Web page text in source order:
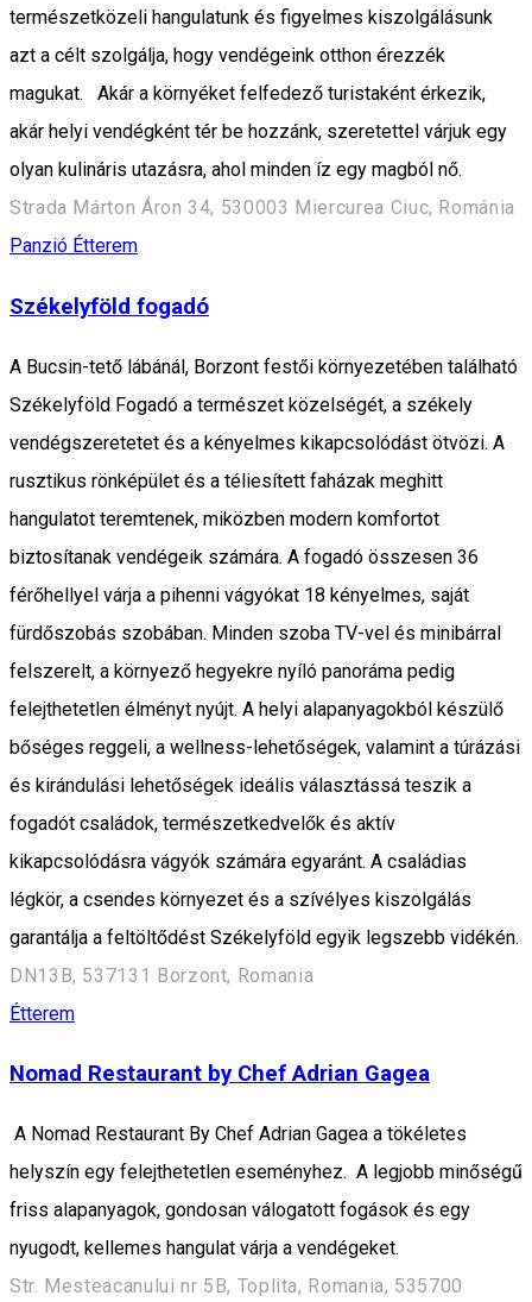
természetközeli hangulatunk és figyelmes kiszolgálásunk
azt a célt szolgálja, hogy vendégeink otthon érezzék
magukat. Akár a környéket felfedező turistaként érkezik,
akár helyi vendégként tér be hozzánk, szeretettel várjuk egy
olyan kulináris utazásra, ahol minden íz egy magból nő.
Strada Márton Áron 34, 530003 Miercurea Ciuc, Románia
Panzió Étterem
Székelyföld fogadó
A Bucsin-tető lábánál, Borzont festői környezetében található
Székelyföld Fogadó a természet közelségét, a székely
vendégszeretetet és a kényelmes kikapcsolódást ötvözi. A
rusztikus rönképület és a téliesített faházak meghitt
hangulatot teremtenek, miközben modern komfortot
biztosítanak vendégeik számára. A fogadó összesen 36
férőhellyel várja a pihenni vágyókat 18 kényelmes, saját
fürdőszobás szobában. Minden szoba TV-vel és minibárral
felszerelt, a környező hegyekre nyíló panoráma pedig
felejthetetlen élményt nyújt. A helyi alapanyagokból készülő
bőséges reggeli, a wellness-lehetőségek, valamint a túrázási
és kirándulási lehetőségek ideális választássá teszik a
fogadót családok, természetkedvelők és aktív
kikapcsolódásra vágyók számára egyaránt. A családias
légkör, a csendes környezet és a szívélyes kiszolgálás
garantálja a feltöltődést Székelyföld egyik legszebb vidékén.
DN13B, 537131 Borzont, Romania
Étterem
Nomad Restaurant by Chef Adrian Gagea
A Nomad Restaurant By Chef Adrian Gagea a tökéletes
helyszín egy felejthetetlen eseményhez. A legjobb minőségű
friss alapanyagok, gondosan válogatott fogások és egy
nyugodt, kellemes hangulat várja a vendégeket.
Str. Mesteacanului nr 5B, Toplita, Romania, 535700